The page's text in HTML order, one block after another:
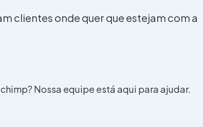
clientes onde quer que estejam com a
Nossa equipe está aqui para ajudar.